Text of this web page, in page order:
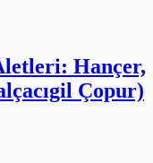
Hançer,
Çopur)